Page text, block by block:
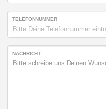
TELEFONNUMMER
NACHRICHT